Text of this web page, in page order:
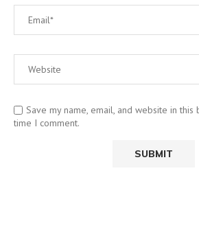
Save my name, email, and website in
time I comment.